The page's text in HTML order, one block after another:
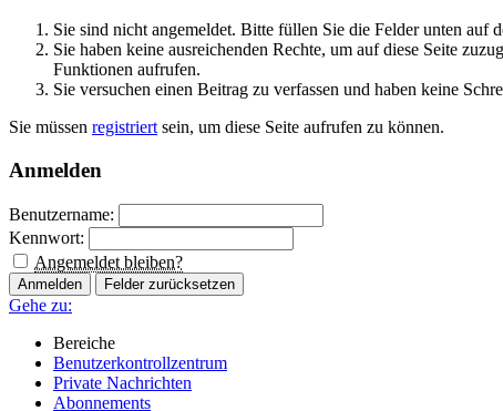
Sie sind nicht angemeldet. Bitte füllen Sie die Felder unten auf
Sie haben keine ausreichenden Rechte, um auf diese Seite
Funktionen aufrufen.
Sie versuchen einen Beitrag zu verfassen und haben keine
Sie müssen registriert sein, um diese Seite aufrufen zu können.
Anmelden
Benutzername:
Kennwort:
Angemeldet bleiben?
Gehe zu:
Bereiche
Benutzerkontrollzentrum
Private Nachrichten
Abonnements